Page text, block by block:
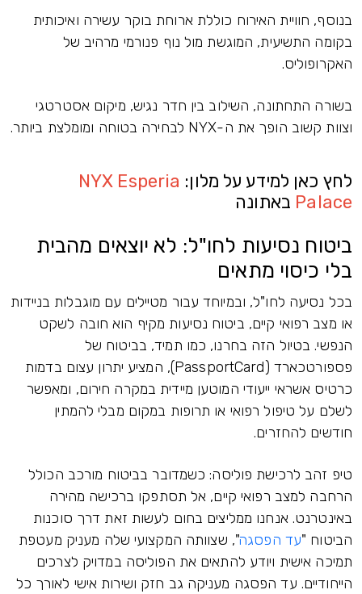
בנוסף, חוויית האירוח כוללת ארוחת בוקר עשירה ואיכותית
בקומה התשיעית, המוגשת מול נוף פנורמי מרהיב של
האקרופוליס.
בשורה התחתונה, השילוב בין חדר נגיש, מיקום אסטרטגי
וצוות קשוב הופך את ה-NYX לבחירה בטוחה ומומלצת ביותר.
לחץ כאן למידע על מלון: NYX Esperia
Palace באתונה
ביטוח נסיעות לחו"ל: לא יוצאים מהבית
בלי כיסוי מתאים
בכל נסיעה לחו"ל, ובמיוחד עבור מטיילים עם מוגבלות בניידות
או מצב רפואי קיים, ביטוח נסיעות מקיף הוא חובה לשקט
הנפשי. בטיול הזה בחרנו, כמו תמיד, בביטוח של
פספורטכארד (PassportCard), המציע יתרון עצום בדמות
כרטיס אשראי ייעודי המוטען מיידית במקרה חירום, ומאפשר
לשלם על טיפול רפואי או תרופות במקום מבלי להמתין
חודשים להחזרים.
טיפ זהב לרכישת פוליסה: כשמדובר בביטוח מורכב הכולל
הרחבה למצב רפואי קיים, אל תסתפקו ברכישה מהירה
באינטרנט. אנחנו ממליצים בחום לעשות זאת דרך סוכנות
הביטוח "עד הפסגה", שצוותה המקצועי שלה מעניק מעטפת
תמיכה אישית ויודע להתאים את הפוליסה במדויק לצרכים
הייחודיים. עד הפסגה מעניקה גב חזק ושירות אישי לאורך כל